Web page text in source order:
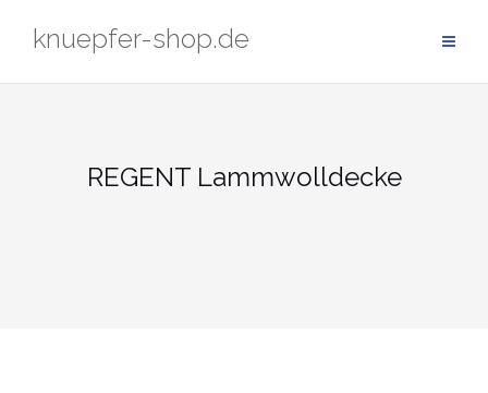
Inhaltknuepfer-shop.de
REGENT Lammwolldecke